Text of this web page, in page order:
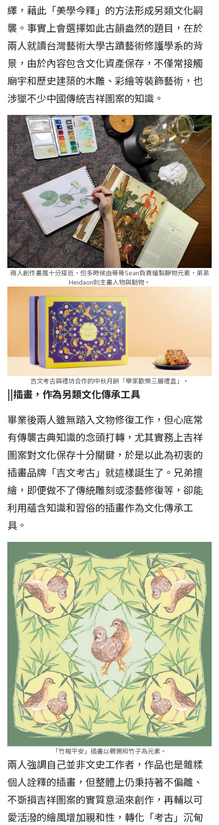
繹，藉此「美學今釋」的方法形成另類文化嗣
襲。事實上會選擇如此古韻盎然的題目，在於
兩人就讀台灣藝術大學古蹟藝術修護學系的背
景，由於內容包含文化資產保存，不僅常接觸
廟宇和歷史建築的木雕、彩繪等裝飾藝術，也
涉獵不少中國傳統吉祥圖案的知識。
兩人創作畫風十分接近，但多時候由哥哥Sean負責繪製靜物元素，弟弟
Heidaon則主畫人物與動物。
吉文考古與禮坊合作的中秋月餅「舉家歡樂三層禮盒」。
||插畫，作為另類文化傳承工具
畢業後兩人雖無踏入文物修復工作，但心底常
有傳襲古典知識的念頭打轉，尤其實務上吉祥
圖案對文化保存十分關鍵，於是以此為初衷的
插畫品牌「吉文考古」就這樣誕生了。兄弟擅
繪，即便做不了傳統雕刻或漆藝修復等，卻能
利用蘊含知識和習俗的插畫作為文化傳承工
具。
「竹報平安」插畫以鵪鶉和竹子為元素。
兩人強調自己並非文史工作者，作品也是雜糅
個人詮釋的插畫，但整體上仍秉持著不偏離、
不斲損吉祥圖案的實質意涵來創作，再輔以可
愛活潑的繪風增加親和性，轉化「考古」沉甸